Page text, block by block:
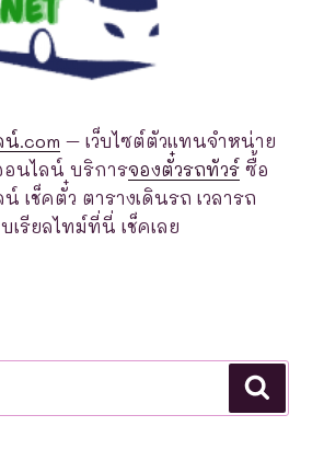
.com – เว็บไซต์ตัวแทนจำหน่าย
อนไลน์ บริการจองตั๋วรถทัวร์ ซื้อ
เช็คตั๋ว ตารางเดินรถ เวลารถ
เรียลไทม์ที่นี่ เช็คเลย